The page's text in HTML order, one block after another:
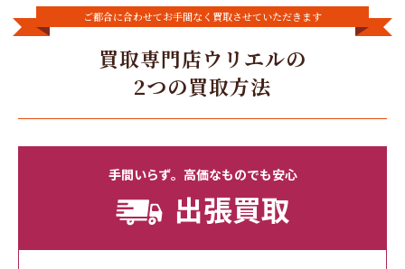
ご都合に合わせてお手間なく買取させていただきます
買取専門店ウリエルの
2つの買取方法
手間いらず。高価なものでも安心
出張買取